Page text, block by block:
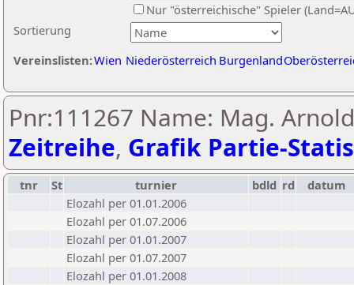
Sortierung
Nur "österreichische" Spieler
Vereinslisten:Wien Niederösterreich Burgenland
Pnr:111267 Name: Mag.
Zeitreihe, Grafik Partie-
tnr St turnier bdld rd
datum
Elozahl per 01.01.2006
Elozahl per 01.07.2006
Elozahl per 01.01.2007
Elozahl per 01.07.2007
Elozahl per 01.01.2008